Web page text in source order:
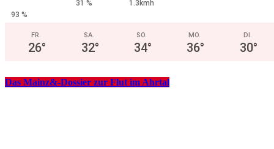
31 %
1.3kmh
93 %
FR.
26°
SA.
32°
SO.
34°
MO.
36°
DI.
30°
Das Mainz&-Dossier zur Flut im Ahrtal